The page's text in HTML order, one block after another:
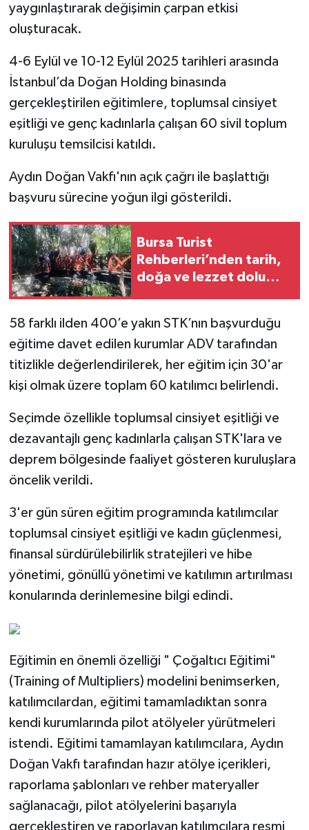
yaygınlaştırarak değişimin çarpan etkisi
oluşturacak.
4-6 Eylül ve 10-12 Eylül 2025 tarihleri arasında
İstanbul’da Doğan Holding binasında
gerçekleştirilen eğitimlere, toplumsal cinsiyet
eşitliği ve genç kadınlarla çalışan 60 sivil toplum
kuruluşu temsilcisi katıldı.
Aydın Doğan Vakfı'nın açık çağrı ile başlattığı
başvuru sürecine yoğun ilgi gösterildi.
Bursa Turist
Rehberleri’nden tarih,
doğa ve lezzet dolu
58 farklı ilden 400’e yakın STK’nın başvurduğu
eğitime davet edilen kurumlar ADV tarafından
titizlikle değerlendirilerek, her eğitim için 30'ar
kişi olmak üzere toplam 60 katılımcı belirlendi.
Seçimde özellikle toplumsal cinsiyet eşitliği ve
dezavantajlı genç kadınlarla çalışan STK'lara ve
deprem bölgesinde faaliyet gösteren kuruluşlara
öncelik verildi.
3'er gün süren eğitim programında katılımcılar
toplumsal cinsiyet eşitliği ve kadın güçlenmesi,
finansal sürdürülebilirlik stratejileri ve hibe
yönetimi, gönüllü yönetimi ve katılımın artırılması
konularında derinlemesine bilgi edindi.
Eğitimin en önemli özelliği " Çoğaltıcı Eğitimi"
(Training of Multipliers) modelini benimserken,
katılımcılardan, eğitimi tamamladıktan sonra
kendi kurumlarında pilot atölyeler yürütmeleri
istendi. Eğitimi tamamlayan katılımcılara, Aydın
Doğan Vakfı tarafından hazır atölye içerikleri,
raporlama şablonları ve rehber materyaller
sağlanacağı, pilot atölyelerini başarıyla
gerçekleştiren ve raporlayan katılımcılara resmi